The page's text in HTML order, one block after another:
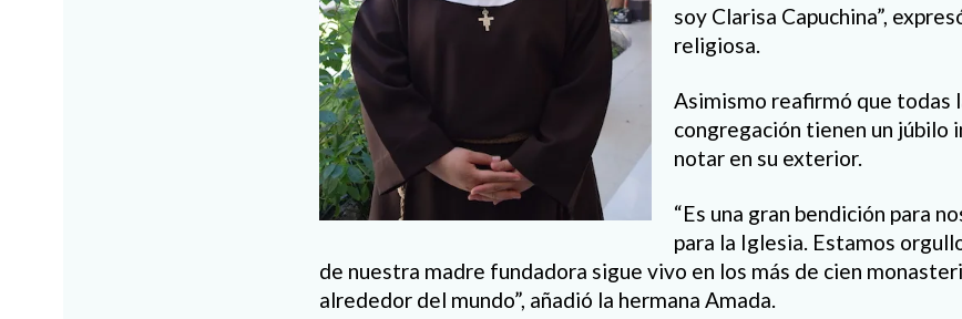
soy Clarisa Capuchina”,
religiosa.
Asimismo reafirmó que todas
congregación tienen un júbilo
notar en su exterior.
“Es una gran bendición para
para la Iglesia. Estamos
de nuestra madre fundadora sigue vivo en los más de cien
alrededor del mundo”, añadió la hermana Amada.